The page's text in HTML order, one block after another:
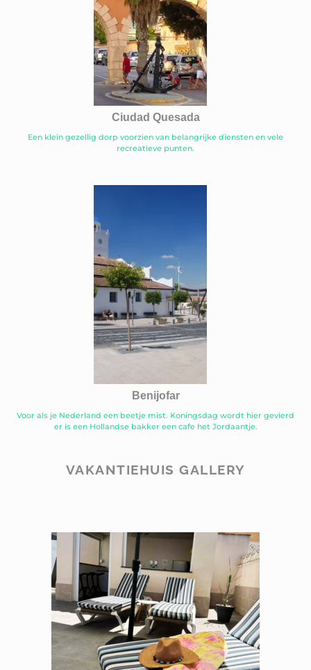
Ciudad Quesada
Een klein gezellig dorp voorzien van belangrijke diensten en vele
recreatieve punten.
Benijofar
Voor als je Nederland een beetje mist. Koningsdag wordt hier gevierd
er is een Hollandse bakker een cafe het Jordaantje.
VAKANTIEHUIS GALLERY